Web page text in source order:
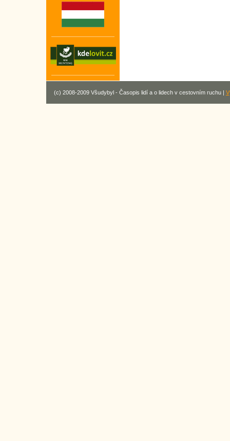
(c) 2008-2009 Všudybyl - Časopis lidí a o lidech v cestovním ruchu |